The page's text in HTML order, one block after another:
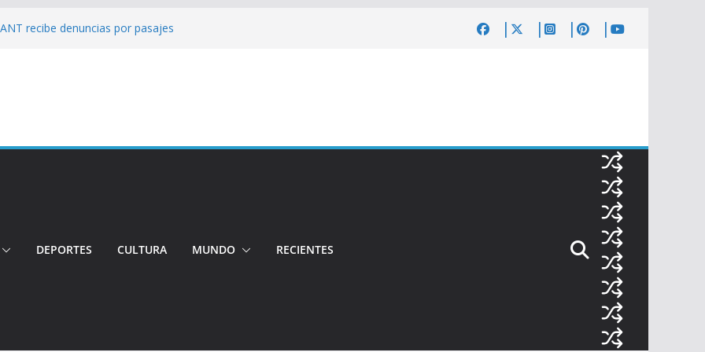
recibe denuncias por pasajes
Dos jóvenes quiteños desaparecen
irregulares fueron detectados en el
DEPORTES CULTURA MUNDO RECIENTES